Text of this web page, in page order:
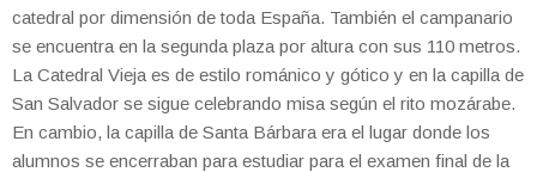
catedral por dimensión de toda España. También el campanario
se encuentra en la segunda plaza por altura con sus 110 metros.
La Catedral Vieja es de estilo románico y gótico y en la capilla de
San Salvador se sigue celebrando misa según el rito mozárabe.
En cambio, la capilla de Santa Bárbara era el lugar donde los
alumnos se encerraban para estudiar para el examen final de la